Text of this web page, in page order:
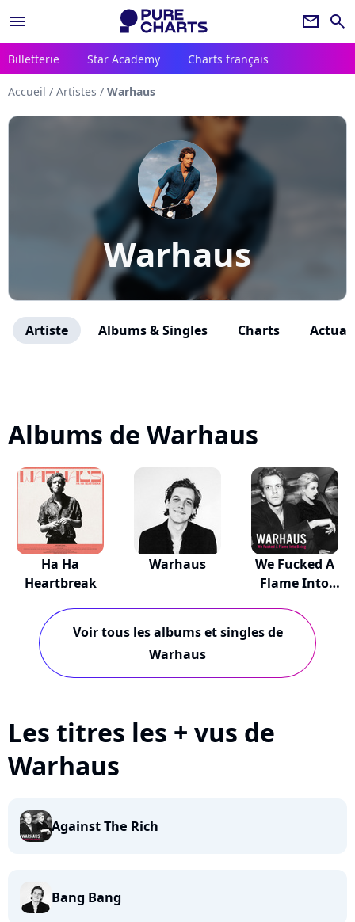
menu newsletter search
Billetterie Star Academy Charts français
Accueil / Artistes / Warhaus
Warhaus
Artiste Albums & Singles Charts
Albums de Warhaus
Ha Ha
Heartbreak
Warhaus
We Fucked A
Flame Into
Voir tous les albums et singles de
Warhaus
Les titres les + vus de
Warhaus
Against The Rich
Bang Bang